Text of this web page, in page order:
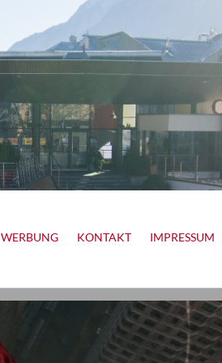
WERBUNG KONTAKT IMPRESSUM